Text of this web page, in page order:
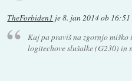
TheForbiden1 je8. jan 2014 ob 16:51
Kaj pa praviš na zgornjo
logitechove slušalke (G230) in